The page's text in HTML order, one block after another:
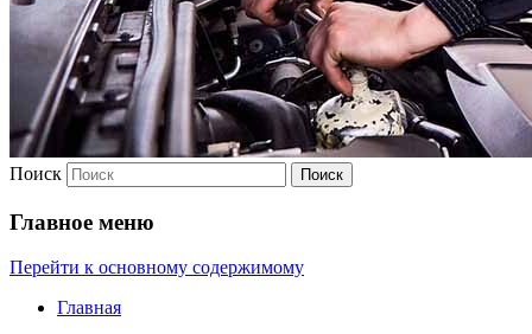
Поиск
Главное меню
Перейти к основному содержимому
Главная